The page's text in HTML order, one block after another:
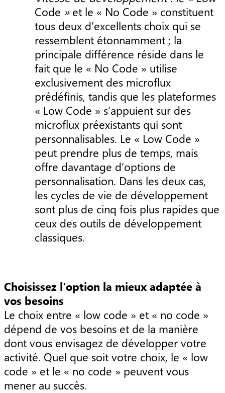
Code » et le « No Code » constituent
tous deux d’excellents choix qui se
ressemblent étonnamment ; la
principale différence réside dans le
fait que le « No Code » utilise
exclusivement des microflux
prédéfinis, tandis que les plateformes
« Low Code » s’appuient sur des
microflux préexistants qui sont
personnalisables. Le « Low Code »
peut prendre plus de temps, mais
offre davantage d’options de
personnalisation. Dans les deux cas,
les cycles de vie de développement
sont plus de cinq fois plus rapides que
ceux des outils de développement
classiques.
Choisissez l'option la mieux adaptée à
vos besoins
Le choix entre « low code » et « no code »
dépend de vos besoins et de la manière
dont vous envisagez de développer votre
activité. Quel que soit votre choix, le « low
code » et le « no code » peuvent vous
mener au succès.